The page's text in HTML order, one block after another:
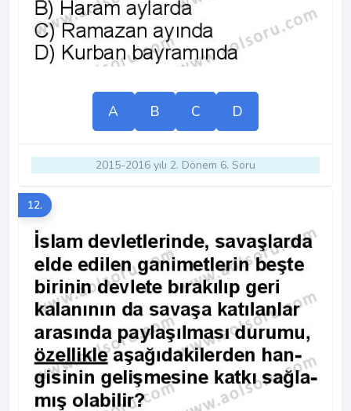
A B C D
2015-2016 yılı 2. Dönem 6. Soru
12.